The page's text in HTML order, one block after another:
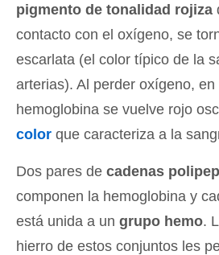
pigmento de tonalidad rojiza
contacto con el oxígeno, se
escarlata (el color típico de la
arterias). Al perder oxígeno,
hemoglobina se vuelve rojo
color que caracteriza a la
Dos pares de cadenas
componen la hemoglobina y
está unida a un grupo hemo.
hierro de estos conjuntos les